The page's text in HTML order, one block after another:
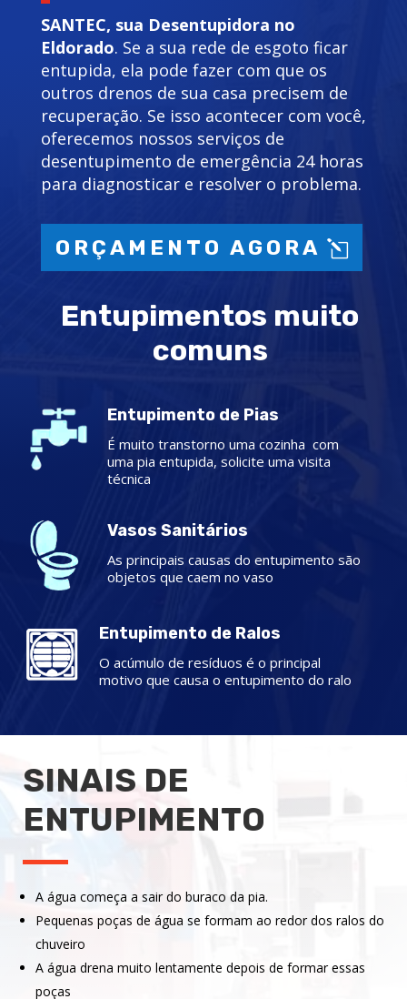
SANTEC, sua Desentupidora no
Eldorado. Se a sua rede de esgoto ficar
entupida, ela pode fazer com que os
outros drenos de sua casa precisem de
recuperação. Se isso acontecer com você,
oferecemos nossos serviços de
desentupimento de emergência 24 horas
para diagnosticar e resolver o problema.
ORÇAMENTO AGORA
Entupimentos muito
comuns
Entupimento de Pias
É muito transtorno uma cozinha com
uma pia entupida, solicite uma visita
técnica
Vasos Sanitários
As principais causas do entupimento são
objetos que caem no vaso
Entupimento de Ralos
O acúmulo de resíduos é o principal
motivo que causa o entupimento do ralo
SINAIS DE
ENTUPIMENTO
A água começa a sair do buraco da pia.
Pequenas poças de água se formam ao redor dos ralos do
chuveiro
A água drena muito lentamente depois de formar essas
poças